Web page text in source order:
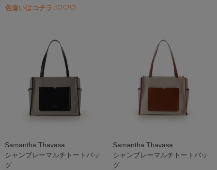
色違いはコチラ↓♡♡♡
Samantha Thavasa
シャンブレーマルチトートバッ
グ
Samantha Thavasa
シャンブレーマルチトートバッ
グ